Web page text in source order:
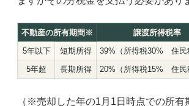
不動産の所有期間※
譲渡所得税率
5年以下
短期所得
39%（所得税30% 住民
5年超
長期所得 20%（所得税15% 住民
（※売却した年の1月1日時点での所有